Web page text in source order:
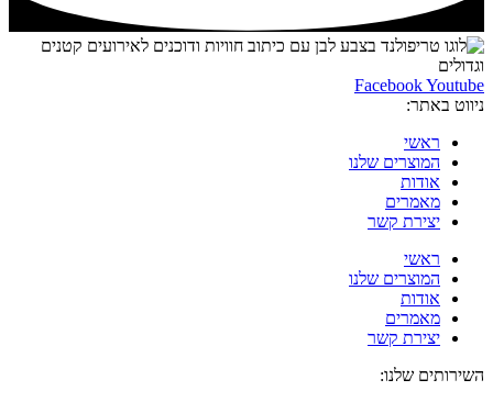
FacebookYoutube
ניווט באתר:
ראשי
המוצרים שלנו
אודות
מאמרים
יצירת קשר
ראשי
המוצרים שלנו
אודות
מאמרים
יצירת קשר
השירותים שלנו: